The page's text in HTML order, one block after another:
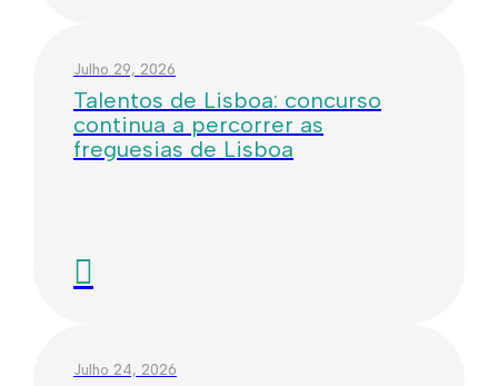
Julho 29, 2026
Talentos de Lisboa: concurso
continua a percorrer as
freguesias de Lisboa
Julho 24, 2026